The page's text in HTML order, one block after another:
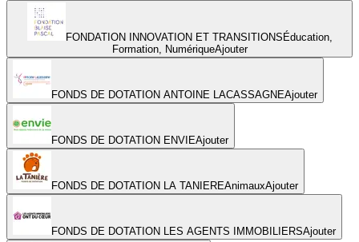
FONDATION INNOVATION ET TRANSITIONS Éducation,
Formation, NumériqueAjouter
FONDS DE DOTATION ANTOINE LACASSAGNEAjouter
FONDS DE DOTATION ENVIEAjouter
FONDS DE DOTATION LA TANIEREAnimauxAjouter
FONDS DE DOTATION LES AGENTS IMMOBILIERSAjouter